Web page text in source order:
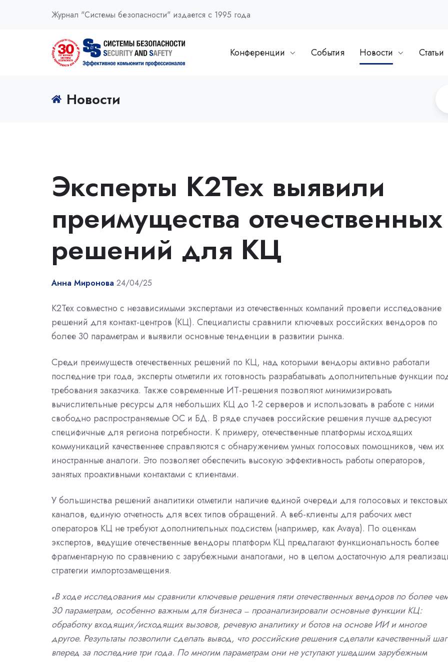
Журнал "Системы безопасности" издается с 1995 года
Конференции События Новости Статьи
Новости
Эксперты К2Тех выявили
преимущества отечественных
решений для КЦ
Анна Миронова 24/04/25
К2Тех совместно с независимыми экспертами из отечественных компаний провели исследование
решений для контакт-центров (КЦ). Специалисты сравнили ключевых российских вендоров по
более 30 параметрам и выявили основные тенденции в развитии рынка.
Среди преимуществ отечественных решений по КЦ, над которыми вендоры активно работали
последние три года, эксперты отметили их готовность разрабатывать дополнительные функции
требования заказчика. Также современные ИТ-решения позволяют минимизировать
вычислительные ресурсы для небольших КЦ до 1-2 серверов и использовать в работе с ними
свободно распространяемые ОС и БД. В ряде случаев российские решения лучше адресуют
специфичные для региона потребности. К примеру, отечественные платформы исходящих
коммуникаций качественнее справляются с обнаружением умных голосовых помощников, чем их
иностранные аналоги. Это позволяет обеспечить высокую эффективность работы операторов,
занятых проактивными контактами с клиентами.
У большинства решений аналитики отметили наличие единой очереди для голосовых и текстовых
каналов, единую отчетность для всех типов обращений. А веб-клиенты для рабочих мест
операторов КЦ не требуют дополнительных подсистем (например, как Avaya). По оценкам
экспертов, ведущие отечественные вендоры платформ КЦ предлагают функциональность более
фрагментарную по сравнению с зарубежными аналогами, но в целом достаточную для
стратегии импортозамещения.
«В ходе исследования мы сравнили ключевые решения пяти отечественных вендоров по более
30 параметрам, особенно важным для бизнеса — проанализировали основные функции КЦ:
обработку входящих/исходящих вызовов, речевую аналитику и ботов на основе ИИ и многое
другое. Результаты позволили сделать вывод, что российские решения сделали качественный шаг
вперед за последние три года. По многим параметрам они не уступают ушедшим зарубежным